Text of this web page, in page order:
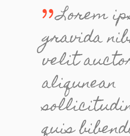
Lorem
gravida
velit
aliqunean
quis